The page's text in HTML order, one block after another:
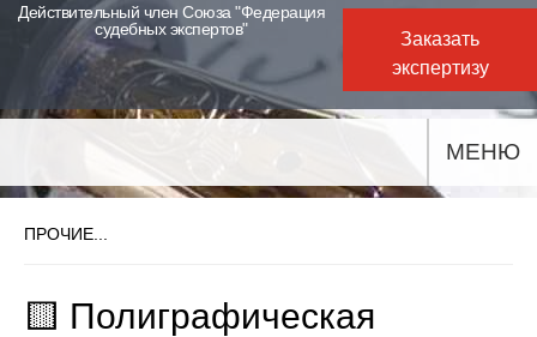
Действительный член Союза "Федерация
судебных экспертов"
Заказать
экспертизу
МЕНЮ
ПРОЧИЕ...
🟨 Полиграфическая